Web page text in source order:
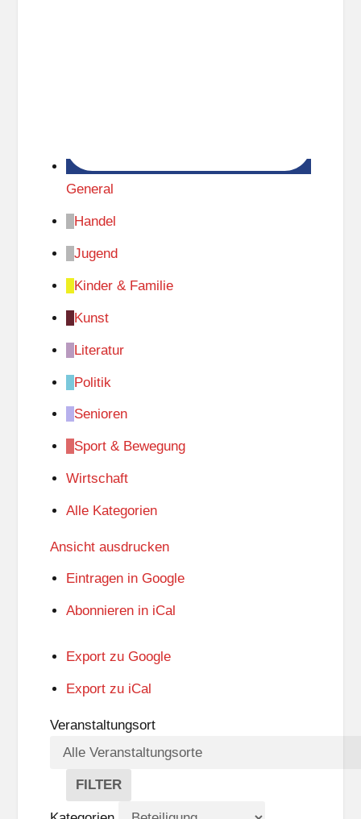
General
Handel
Jugend
Kinder & Familie
Kunst
Literatur
Politik
Senioren
Sport & Bewegung
Wirtschaft
Alle Kategorien
Ansicht ausdrucken
Eintragen in Google
Abonnieren in iCal
Export zu Google
Export zu iCal
Veranstaltungsort
FILTER
V
E